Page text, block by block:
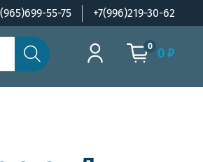
55-75 +7(996)219-30-62
0 0 ₽